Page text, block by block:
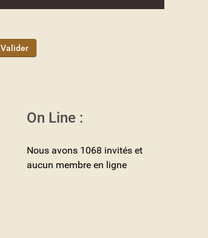
Valider
On Line :
Nous avons 1068 invités et
aucun membre en ligne